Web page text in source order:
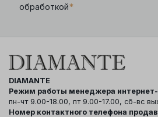
обработкой*
DIAMANTE
Режим работы менеджера интернет-
пн-чт 9.00-18.00, пт 9.00-17.00, сб-вс
Номер контактного телефона